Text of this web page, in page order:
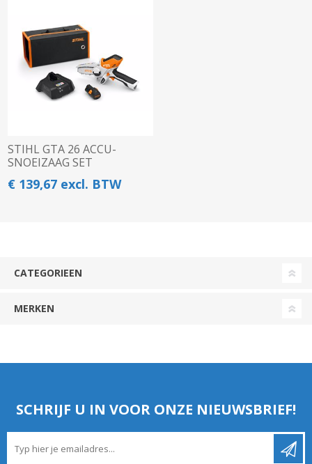
STIHL GTA 26 ACCU-
SNOEIZAAG SET
€ 139,67 excl. BTW
CATEGORIEEN
MERKEN
SCHRIJF U IN VOOR ONZE NIEUWSBRIEF!